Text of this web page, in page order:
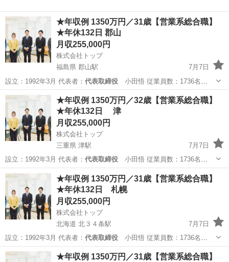
★年収例 1350万円／31歳【営業系総合職】
★年休132日 郡山
月収255,000円
株式会社トップ
福島県 郡山駅
7月7日
設立：1992年3月 代表者： 代表取締役小田悟 従業員数：1736名
（2…
福島 郡山市 郡山駅 販売
★年収例 1350万円／32歳【営業系総合職】
★年休132日 津
月収255,000円
株式会社トップ
三重県 津駅
7月7日
設立：1992年3月 代表者： 代表取締役小田悟 従業員数：1736名
（2…
三重 津市 津駅 販売 社員
★年収例 1350万円／31歳【営業系総合職】
★年休132日 札幌
月収255,000円
株式会社トップ
北海道 北３４条駅
7月7日
設立：1992年3月 代表者： 代表取締役小田悟 従業員数：1736名
（2…
北海道 札幌市 北３４条駅 販売 営業職
★年収例 1350万円／31歳【営業系総合職】